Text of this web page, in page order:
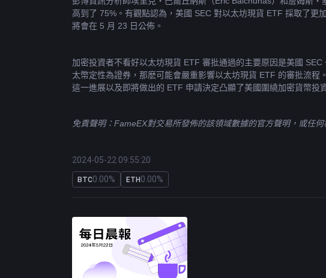
高到了 75%。有觀點認為，美國 SEC 對以太坊現貨 ETF 採取了更
將會在 5 月 23 日公佈。
加密投資者不看好以太坊現貨 ETF 審批通過的主要原因是美國
太幣定性為證券，那麽可能會嚴重影響以太坊現貨 ETF 的審批流
這一進展以及即將做出的 ETF 申請決定凸顯了美國圍繞加密貨幣投
免責聲明：FameEX對交易所發佈的該領域數據的官方聲明，或任
2024-05-22 09:55:20
BTC0.00% ETH0.00%